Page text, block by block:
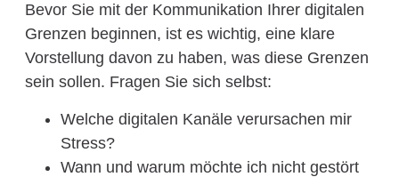
Bevor Sie mit der Kommunikation Ihrer digitalen
Grenzen beginnen, ist es wichtig, eine klare
Vorstellung davon zu haben, was diese Grenzen
sein sollen. Fragen Sie sich selbst:
Welche digitalen Kanäle verursachen mir
Stress?
Wann und warum möchte ich nicht gestört